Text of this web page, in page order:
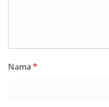
Nama *